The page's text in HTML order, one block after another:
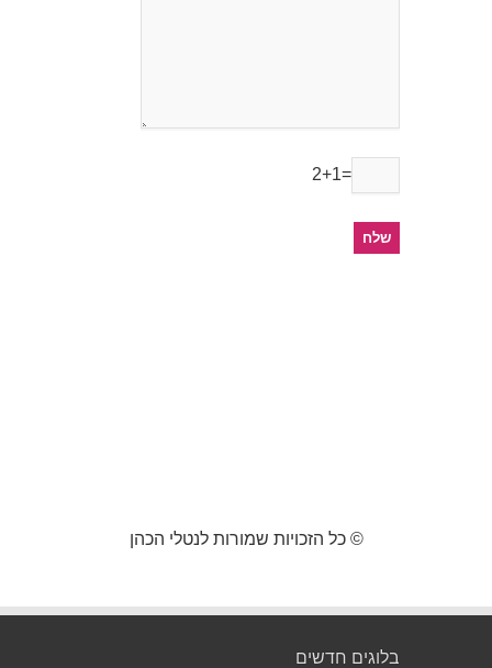
2+1=
© כל הזכויות שמורות לנטלי הכהן
בלוגים חדשים